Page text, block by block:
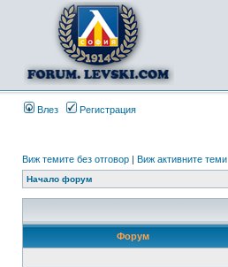
Влез Регистрация
Виж темите без отговор | Виж активните теми
Начало форум
Форум